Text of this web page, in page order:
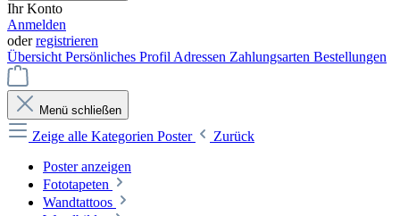
Ihr Konto
Anmelden
oderregistrieren
Übersicht Persönliches Profil Adressen Zahlungsarten Bestellungen
Menü schließen
Zeige alle Kategorien Poster
Zurück
Poster anzeigen
Fototapeten
Wandtattoos